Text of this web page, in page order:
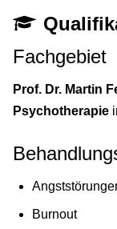
Fachgebiet
Prof. Dr. Martin
Psychotherapie
Burnout